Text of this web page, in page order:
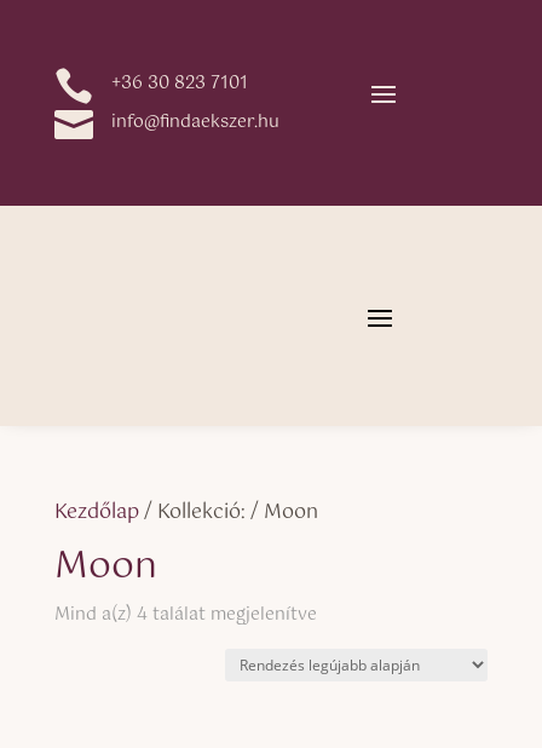
 +36 30 823 7101
 info@findaekszer.hu
Kezdőlap/ Kollekció: / Moon
Moon
Mind a(z) 4 találat megjelenítveSorted
latest